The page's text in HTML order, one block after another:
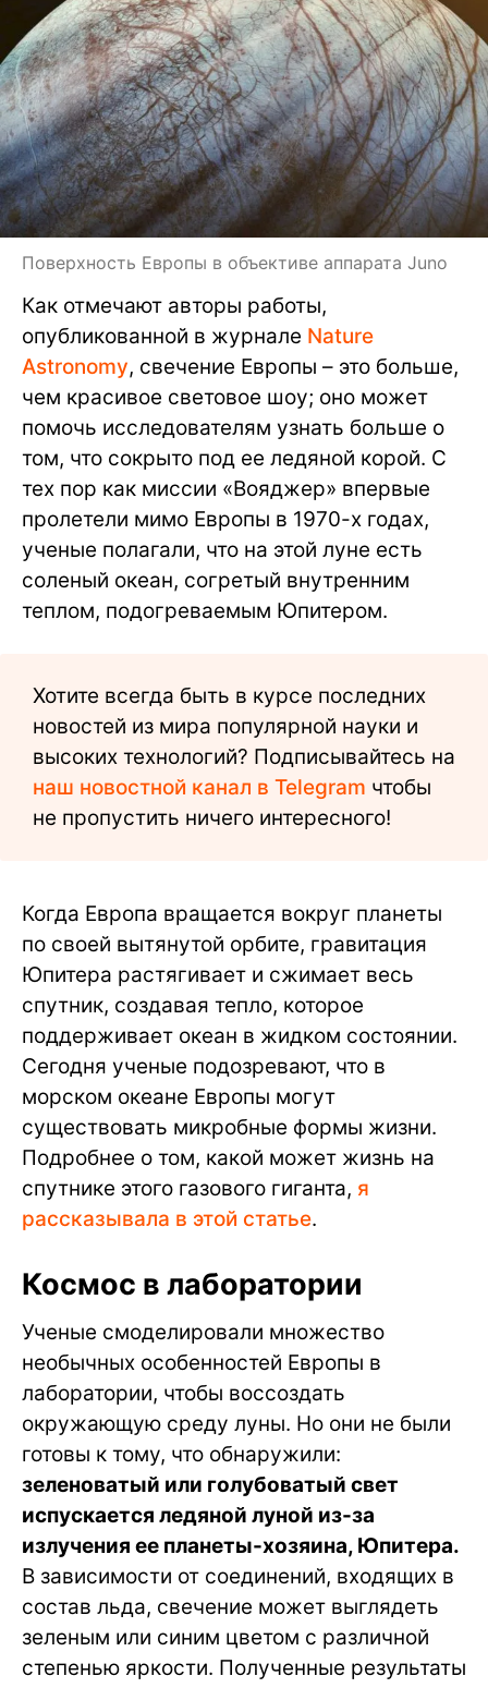
Поверхность Европы в объективе аппарата Juno
Как отмечают авторы работы,
опубликованной в журнале Nature
Astronomy, свечение Европы – это больше,
чем красивое световое шоу; оно может
помочь исследователям узнать больше о
том, что сокрыто под ее ледяной корой. С
тех пор как миссии «Вояджер» впервые
пролетели мимо Европы в 1970-х годах,
ученые полагали, что на этой луне есть
соленый океан, согретый внутренним
теплом, подогреваемым Юпитером.
Хотите всегда быть в курсе последних
новостей из мира популярной науки и
высоких технологий? Подписывайтесь на
наш новостной канал в Telegram чтобы
не пропустить ничего интересного!
Когда Европа вращается вокруг планеты
по своей вытянутой орбите, гравитация
Юпитера растягивает и сжимает весь
спутник, создавая тепло, которое
поддерживает океан в жидком состоянии.
Сегодня ученые подозревают, что в
морском океане Европы могут
существовать микробные формы жизни.
Подробнее о том, какой может жизнь на
спутнике этого газового гиганта, я
рассказывала в этой статье.
Космос в лаборатории
Ученые смоделировали множество
необычных особенностей Европы в
лаборатории, чтобы воссоздать
окружающую среду луны. Но они не были
готовы к тому, что обнаружили:
зеленоватый или голубоватый свет
испускается ледяной луной из-за
излучения ее планеты-хозяина, Юпитера.
В зависимости от соединений, входящих в
состав льда, свечение может выглядеть
зеленым или синим цветом с различной
степенью яркости. Полученные результаты